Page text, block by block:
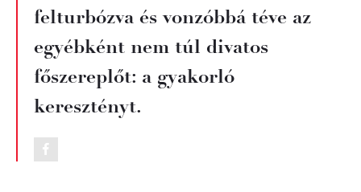
felturbózva és vonzóbbá téve az
egyébként nem túl divatos
főszereplőt: a gyakorló
keresztényt.